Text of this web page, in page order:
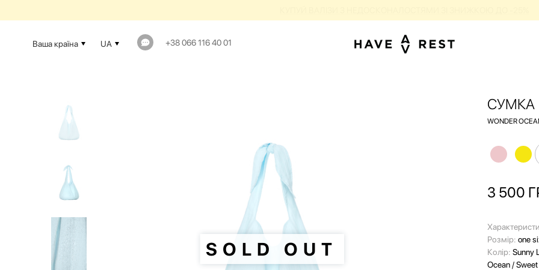
Ваша країна UA +38 066 116 40 01
SOLD OUT
СУМКА
WONDER
3 500
Розмір: one
Колір: Sunny
Ocean /